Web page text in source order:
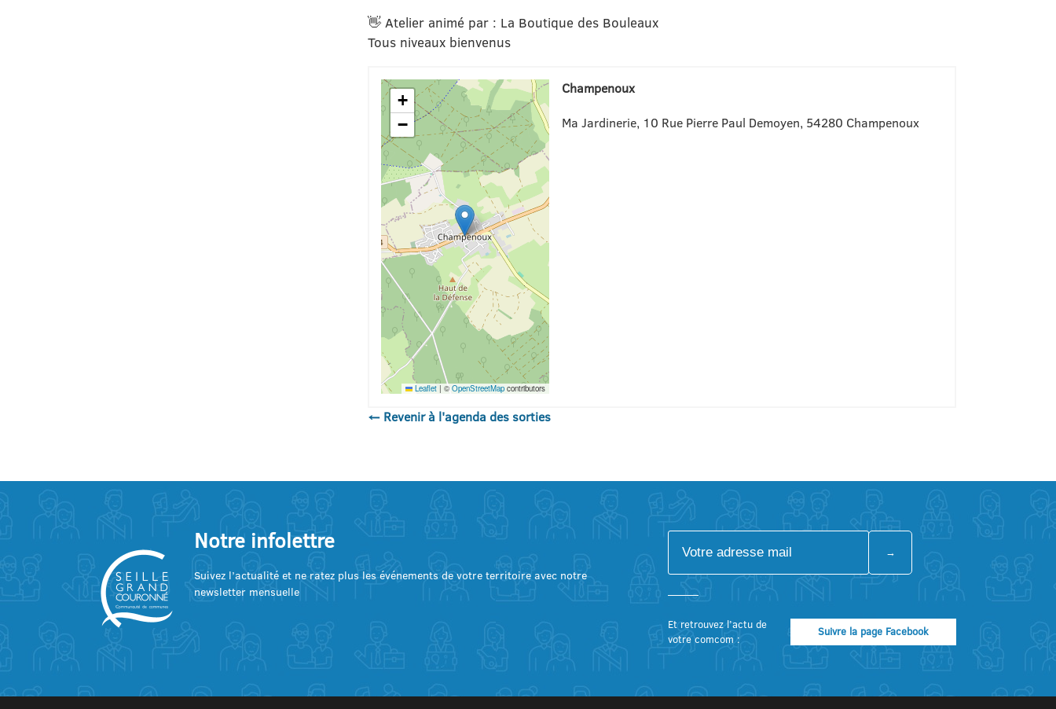
👋 Atelier animé par : La Boutique des Bouleaux
Tous niveaux bienvenus
+
−
Leaflet | ©OpenStreetMap contributors
Champenoux
Ma Jardinerie, 10 Rue Pierre Paul Demoyen, 54280 Champenoux
← Revenir à l'agenda des sorties
Notre infolettre
Suivez l’actualité et ne ratez plus les événements de votre territoire avec notre
newsletter mensuelle
Et retrouvez l’actu de
votre comcom :
Suivre la page Facebook